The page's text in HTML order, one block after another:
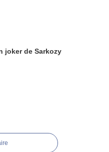
joker de Sarkozy